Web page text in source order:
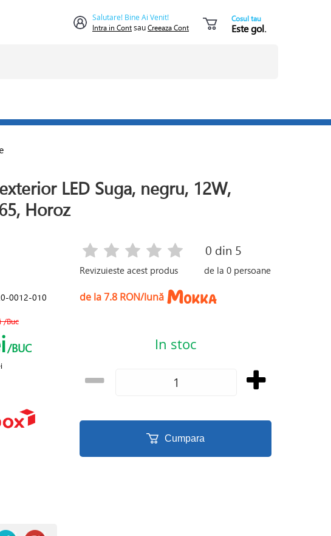
Salutare! Bine Ai Venit!
Intra in ContsauCreeaza Cont
Cosul tau
Este gol.
LED Suga, negru, 12W,
Horoz
0012-010
/Buc
/BUC
Revizuieste acest produs
0 din 5
de la0 persoane
de la 7.8 RON/lună
In stoc
Cumpara